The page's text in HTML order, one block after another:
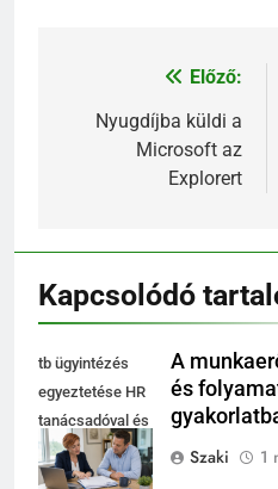
Bejegyzés
navigáció
Előző:
Nyugdíjba küldi a
Microsoft az
Explorert
Kapcsolódó
tb ügyintézés
egyeztetése HR
tanácsadóval és
cégvezetővel az
irodában
A
és
Szaki
1